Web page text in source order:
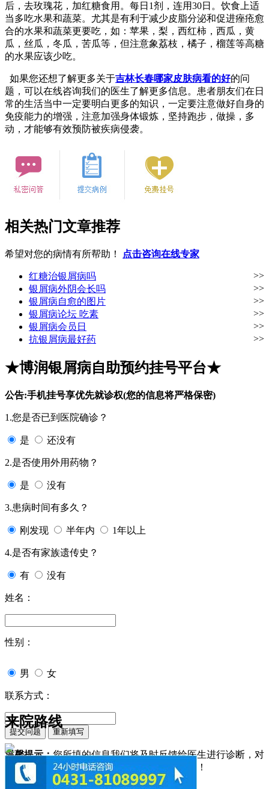
后，去玫瑰花，加红糖食用。每日1剂，连用30日。饮食上适
当多吃水果和蔬菜。尤其是有利于减少皮脂分泌和促进痤疮愈
合的水果和蔬菜更要吃，如：苹果，梨，西红柿，西瓜，黄
瓜，丝瓜，冬瓜，苦瓜等，但注意象荔枝，橘子，榴莲等高糖
的水果应该少吃。
如果您还想了解更多关于吉林长春哪家皮肤病看的好的问
题，可以在线咨询我们的医生了解更多信息。患者朋友们在日
常的生活当中一定要明白更多的知识，一定要注意做好自身的
免疫能力的增强，注意加强身体锻炼，坚持跑步，做操，多
动，才能够有效预防被疾病侵袭。
相关热门文章推荐
希望对您的病情有所帮助！ 点击咨询在线专家
红糖治银屑病吗
>>
银屑病外阴会长吗
>>
银屑病自愈的图片
>>
银屑病论坛 吃素
>>
银屑病会员日
>>
抗银屑病最好药
>>
★博润银屑病自助预约挂号平台★
公告:手机挂号享优先就诊权(您的信息将严格保密)
1.您是否已到医院确诊？
是 还没有
2.是否使用外用药物？
是 没有
3.患病时间有多久？
刚发现 半年内 1年以上
4.是否有家族遗传史？
有 没有
姓名：
性别：
男 女
联系方式：
温馨提示：您所填的信息我们将及时反馈给医生进行诊断，对
于您的个人信息我们承诺绝对保密！请您放心！
来院路线